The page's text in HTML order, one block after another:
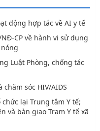
động hợp tác về AI y tế
CP về hành vi sử dụng
Luật Phòng, chống tác
sóc HIV/AIDS
lại Trung tâm Y tế;
và bàn giao Trạm Y tế xã